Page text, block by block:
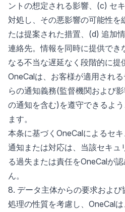
ントの想定される影響、(c) セ
対処し、その悪影響の可能性を
たは提案された措置、(d) 追加
連絡先。情報を同時に提供でき
なる不当な遅延なく段階的に提
OneCalは、お客様が適用され
らの通知義務(監督機関および
の通知を含む)を遵守できるよ
ます。
本条に基づくOneCalによるセ
通知または対応は、当該セキュ
る過失または責任をOneCalが
ん。
8. データ主体からの要求および
処理の性質を考慮し、OneCal